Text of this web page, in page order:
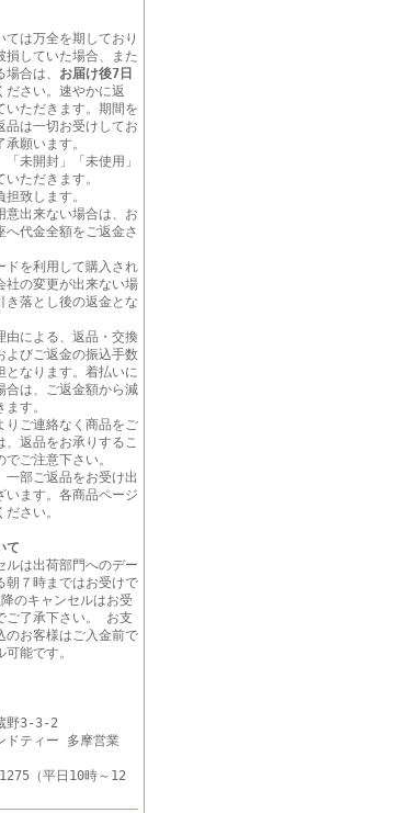
ては万全を期しており
損していた場合、また
合は、 お届け後7日
ださい。速やかに返
いただきます。期間を
品は一切お受けしてお
願います。
「未開封」「未使用」
ただきます。
担致します。
意出来ない場合は、お
へ代金全額をご返金さ
ドを利用して購入され
社の変更が出来ない場
き落とし後の返金とな
由による、返品・交換
よびご返金の振込手数
となります。着払いに
合は、ご返金額から減
す。
りご連絡なく商品をご
、返品をお承りするこ
ご注意下さい。
一部ご返品をお受け出
います。各商品ページ
さい。
て
ルは出荷部門へのデー
朝７時まではお受けで
のキャンセルはお受
ご了承下さい。 お支
のお客様はご入金前で
能です。
野3-3-2
ドティー 多摩営業
（平日10時～12